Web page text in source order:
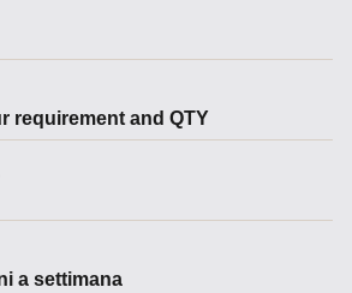
requirement and QTY
a settimana